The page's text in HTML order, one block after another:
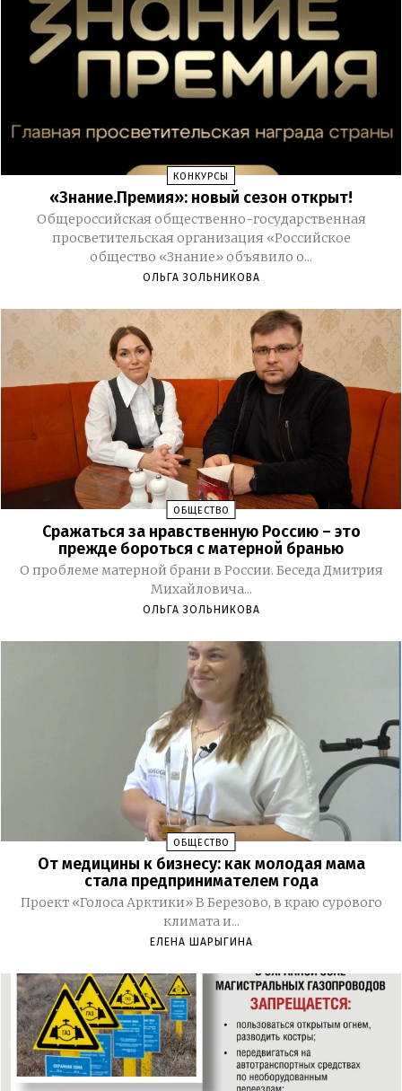
КОНКУРСЫ
«Знание.Премия»: новый сезон открыт!
Общероссийская общественно-государственная
просветительская организация «Российское
общество «Знание» объявило о...
ОЛЬГА ЗОЛЬНИКОВА
ОБЩЕСТВО
Сражаться за нравственную Россию – это
прежде бороться с матерной бранью
О проблеме матерной брани в России. Беседа Дмитрия
Михайловича...
ОЛЬГА ЗОЛЬНИКОВА
ОБЩЕСТВО
От медицины к бизнесу: как молодая мама
стала предпринимателем года
Проект «Голоса Арктики» В Березово, в краю сурового
климата и...
ЕЛЕНА ШАРЫГИНА